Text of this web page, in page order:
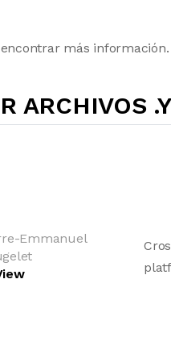
más información.
ARCHIVOS
Emmanuel